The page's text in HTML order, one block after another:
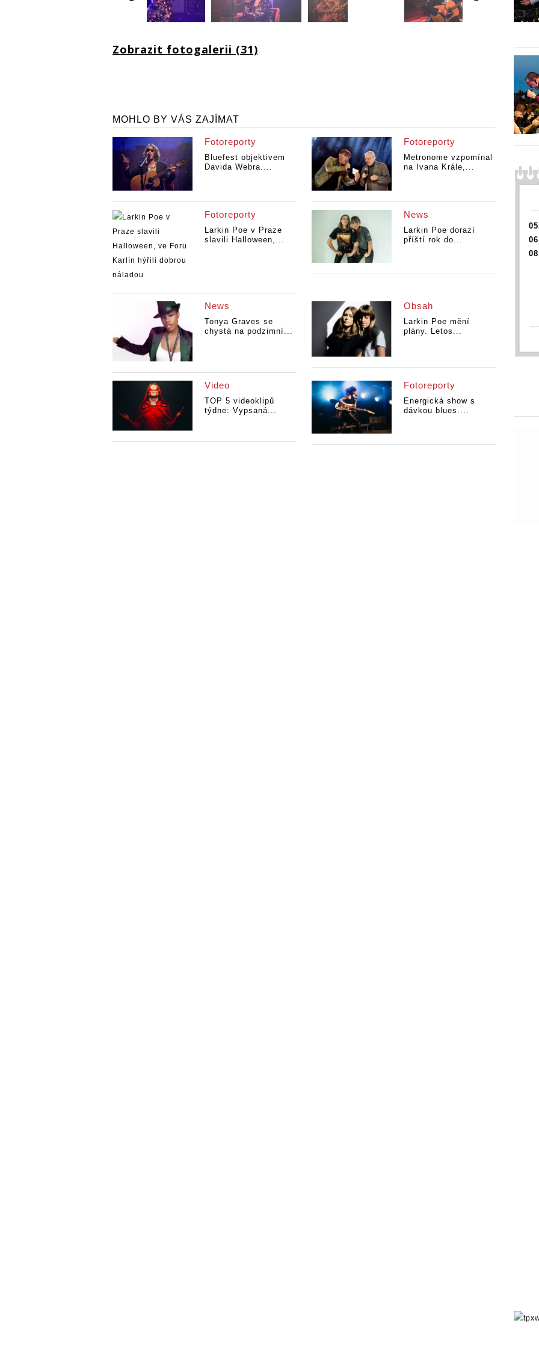
Zobrazit fotogalerii (31)
MOHLO BY VÁS ZAJÍMAT
Fotoreporty
Bluefest objektivem
Davida Webra....
Fotoreporty
Metronome vzpomínal
na Ivana Krále,...
Fotoreporty
Larkin Poe v Praze
slavili Halloween,...
News
Larkin Poe dorazí
příští rok do...
News
Tonya Graves se
chystá na podzimní...
Obsah
Larkin Poe mění
plány. Letos...
Video
TOP 5 videoklipů
týdne: Vypsaná...
Fotoreporty
Energická show s
dávkou blues....